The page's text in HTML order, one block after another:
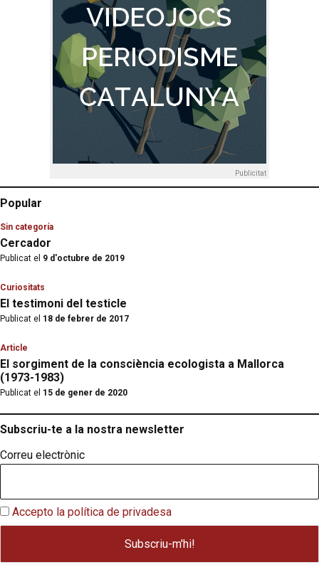
Publicitat
Popular
Sin categoría
Cercador
Publicat el 9 d'octubre de 2019
Curiositats
El testimoni del testicle
Publicat el 18 de febrer de 2017
Article
El sorgiment de la consciència ecologista a Mallorca
(1973-1983)
Publicat el 15 de gener de 2020
Subscriu-te a la nostra newsletter
Correu electrònic
Accepto la política de privadesa